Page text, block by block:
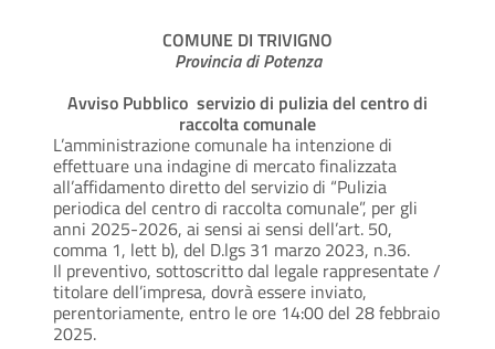
COMUNE DI TRIVIGNO
Provincia di Potenza
Avviso Pubblico servizio di pulizia del centro di
raccolta comunale
L’amministrazione comunale ha intenzione di
effettuare una indagine di mercato finalizzata
all’affidamento diretto del servizio di “Pulizia
periodica del centro di raccolta comunale”, per gli
anni 2025-2026, ai sensi ai sensi dell’art. 50,
comma 1, lett b), del D.lgs 31 marzo 2023, n.36.
Il preventivo, sottoscritto dal legale rappresentate /
titolare dell’impresa, dovrà essere inviato,
perentoriamente, entro le ore 14:00 del 28 febbraio
2025.